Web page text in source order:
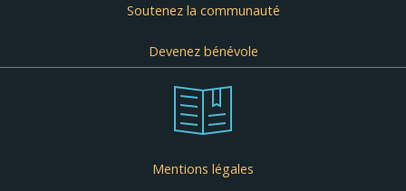
Soutenez la communauté
Devenez bénévole
Mentions légales